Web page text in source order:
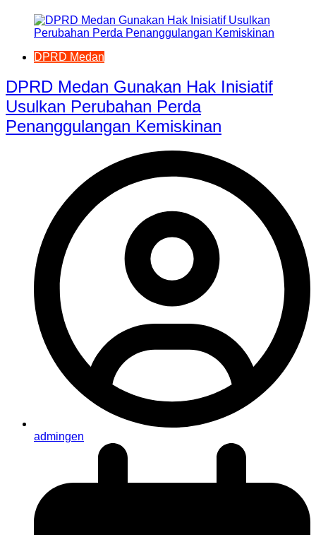
DPRD Medan
DPRD Medan Gunakan Hak Inisiatif
Usulkan Perubahan Perda
Penanggulangan Kemiskinan
admingen